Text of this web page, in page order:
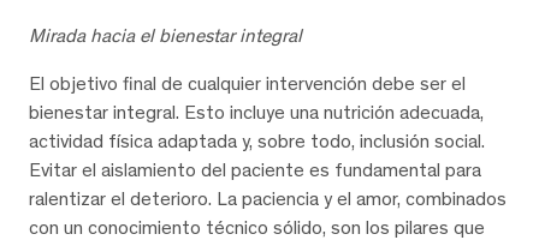
Mirada hacia el bienestar integral
El objetivo final de cualquier intervención debe ser el
bienestar integral. Esto incluye una nutrición adecuada,
actividad física adaptada y, sobre todo, inclusión social.
Evitar el aislamiento del paciente es fundamental para
ralentizar el deterioro. La paciencia y el amor, combinados
con un conocimiento técnico sólido, son los pilares que